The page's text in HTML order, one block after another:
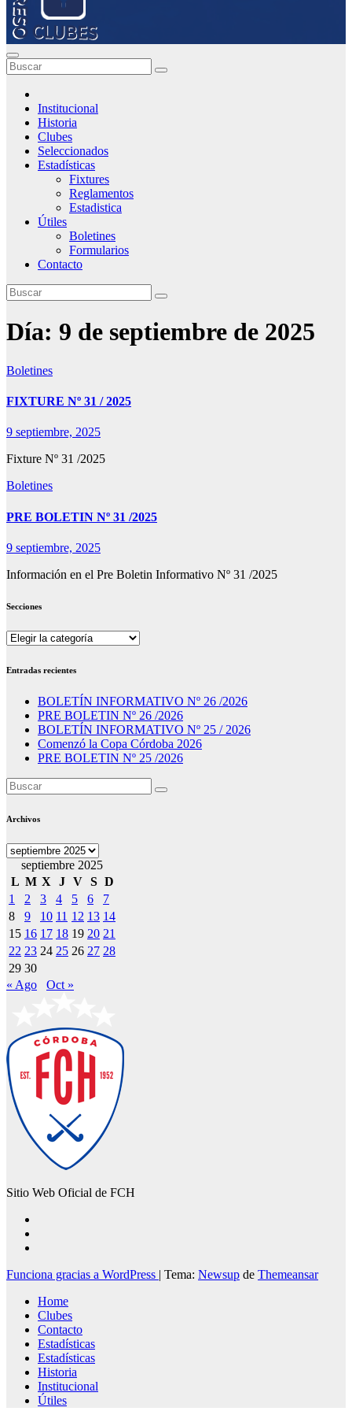
Institucional
Historia
Clubes
Seleccionados
Estadísticas
Fixtures
Reglamentos
Estadistica
Útiles
Boletines
Formularios
Contacto
Día: 9 de septiembre de 2025
Boletines
FIXTURE Nº 31 / 2025
9 septiembre, 2025
Fixture Nº 31 /2025
Boletines
PRE BOLETIN Nº 31 /2025
9 septiembre, 2025
Información en el Pre Boletin Informativo Nº 31 /2025
Secciones
Secciones
Entradas recientes
BOLETÍN INFORMATIVO Nº 26 /2026
PRE BOLETIN Nº 26 /2026
BOLETÍN INFORMATIVO Nº 25 / 2026
Comenzó la Copa Córdoba 2026
PRE BOLETIN Nº 25 /2026
Archivos
Archivos
septiembre 2025
L M X J V S D
1
2 3 4 5 6
7
8
9 10 11 12 13 14
15 16 17 18 19 20 21
22 23 24 25 26 27 28
29 30
« Ago
Oct »
Sitio Web Oficial de FCH
Funciona gracias a WordPress | Tema: Newsup de Themeansar
Home
Clubes
Contacto
Estadísticas
Estadísticas
Historia
Institucional
Útiles